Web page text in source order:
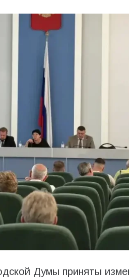
Думы приняты